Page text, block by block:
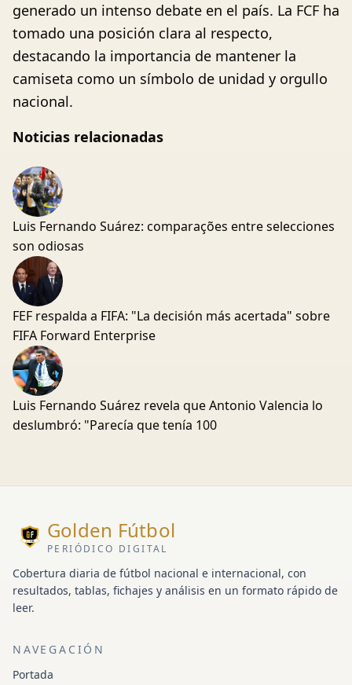
generado un intenso debate en el país. La FCF ha
tomado una posición clara al respecto,
destacando la importancia de mantener la
camiseta como un símbolo de unidad y orgullo
nacional.
Noticias relacionadas
Luis Fernando Suárez: comparações entre selecciones
son odiosas
FEF respalda a FIFA: "La decisión más acertada" sobre
FIFA Forward Enterprise
Luis Fernando Suárez revela que Antonio Valencia lo
deslumbró: "Parecía que tenía 100
Golden Fútbol
PERIÓDICO DIGITAL
Cobertura diaria de fútbol nacional e internacional, con
resultados, tablas, fichajes y análisis en un formato rápido de
leer.
NAVEGACIÓN
Portada